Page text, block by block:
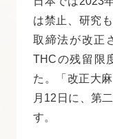
は禁止、研究
取締法が改正
THCの残留限
た。「改正大
月12日に、第
す。